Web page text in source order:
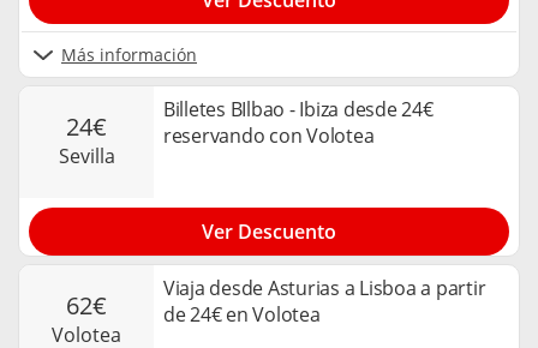
Más información
24€
sevilla
Billetes BIlbao - Ibiza desde 24€
reservando con Volotea
Ver Descuento
62€
volotea
Viaja desde Asturias a Lisboa a partir
de 24€ en Volotea